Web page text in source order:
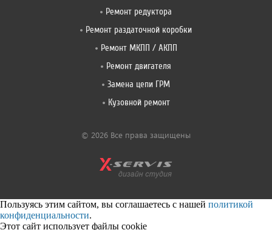
Ремонт редуктора
Ремонт раздаточной коробки
Ремонт МКПП / АКПП
Ремонт двигателя
Замена цепи ГРМ
Кузовной ремонт
© 2026 Все права защищены
Пользуясь этим сайтом, вы соглашаетесь с нашей политикой
конфиденциальности.
Этот сайт использует файлы cookie